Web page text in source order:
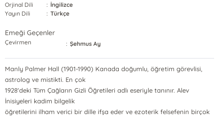
Orjinal Dili
: İngilizce
Yayın Dili
: Türkçe
Emeği Geçenler
Çevirmen : Şehmus Ay
Manly Palmer Hall (1901-1990) Kanada doğumlu, öğretim görevlisi,
astrolog ve mistikti. En çok
1928'deki Tüm Çağların Gizli Öğretileri adlı eseriyle tanınır. Alev
İnisiyeleri kadim bilgelik
öğretilerini ilham verici bir dille ifşa eder ve ezoterik felsefenin birçok